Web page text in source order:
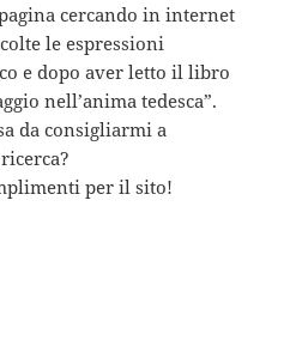
cercando in internet
le espressioni
e dopo aver letto il libro
nell’anima tedesca”.
da consigliarmi a
per il sito!